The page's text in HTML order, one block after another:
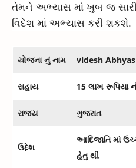
તેમને અભ્યાસ માં ખુબ જ
વિદેશ માં અભ્યાસ કરી શકશે.
યોજના નું નામ videsh
સહાય 15 લાખ રૂપિયા
રાજ્ય ગુજરાત
ઉદ્દેશ
આદિજાતિ માં
હેતુ થી